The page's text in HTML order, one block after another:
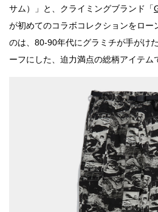
サム）」と、クライミングブランド「
が初めてのコラボコレクションをロー
のは、80-90年代にグラミチが手がけ
ーフにした、迫力満点の総柄アイテム